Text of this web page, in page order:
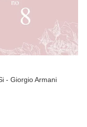
- Giorgio Armani